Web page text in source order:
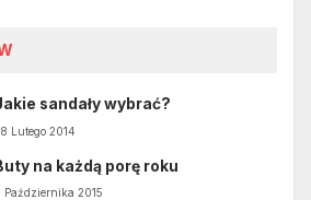
sandały wybrać?
Lutego 2014
na każdą porę roku
Października 2015